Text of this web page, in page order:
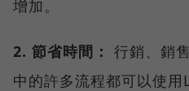
增加。
2. 節省時間： 行銷、銷
中的許多流程都可以使